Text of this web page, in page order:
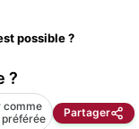
possible ?
?
comme
Partager